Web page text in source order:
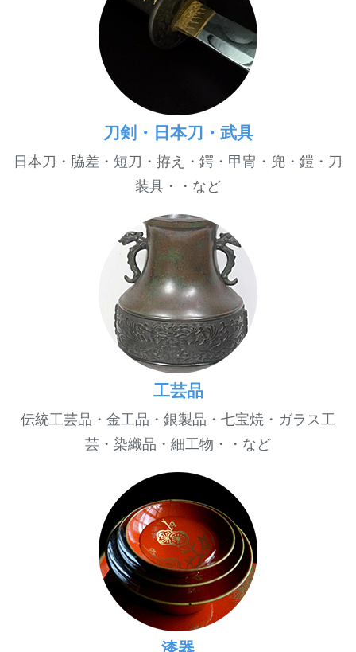
刀剣・日本刀・武具
日本刀・脇差・短刀・拵え・鍔・甲冑・兜・鎧・刀
装具・・など
工芸品
伝統工芸品・金工品・銀製品・七宝焼・ガラス工
芸・染織品・細工物・・など
漆器